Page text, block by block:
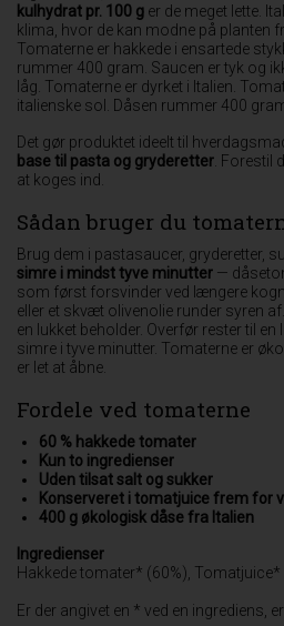
kulhydrat pr. 100 g er de meget lette.
klima, hvor de kan modne på planten
Tomaterne er hakkede i ensartede
rummer 400 gram. Saucen er tyk og
låg. Tomaterne er dyrket i Italien.
italienske sol. Dåsen rummer 400
Det gør produktet ideelt til
base til pasta og gryderetter . Forestil
at koges ind.
Sådan bruger du
Brug dem i pastasaucer, gryderetter,
simre i mindst tyve minutter —
som først forsvinder ved længere
eller et skvæt olivenolie runder syren
en lukket beholder. Overfør rester til
simre i tyve minutter. Tomaterne er
er let at åbne.
Fordele ved tomaterne
60 % hakkede tomater
Kun to ingredienser
Uden tilsat salt og sukker
Konserveret i tomatjuice frem for
400 g økologisk dåse fra Italien
Ingredienser
Hakkede tomater* (60%), Tomatjuice*
Er der angivet en * ved en ingrediens,